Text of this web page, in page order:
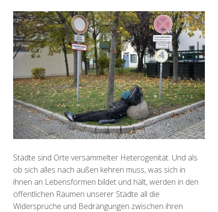
Städte sind Orte versammelter Heterogenität. Und als
ob sich alles nach außen kehren muss, was sich in
ihnen an Lebensformen bildet und hält, werden in den
öffentlichen Räumen unserer Städte all die
Widersprüche und Bedrängungen zwischen ihren